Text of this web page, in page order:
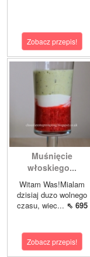
Zobacz przepis!
Muśnięcie
włoskiego...
Witam Was!Mialam
dzisiaj duzo wolnego
czasu, wiec... ⇖ 695
Zobacz przepis!